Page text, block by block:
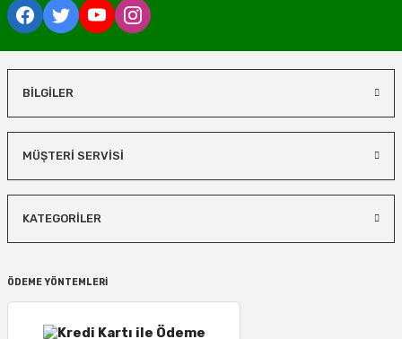
BİLGİLER
MÜŞTERİ SERVİSİ
KATEGORİLER
ÖDEME YÖNTEMLERİ